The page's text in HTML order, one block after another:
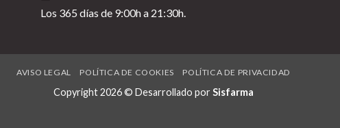
Los 365 días de 9:00h a 21:30h.
AVISO LEGAL POLÍTICA DE COOKIES POLÍTICA DE PRIVACIDAD
Copyright 2026 © Desarrollado por Sisfarma